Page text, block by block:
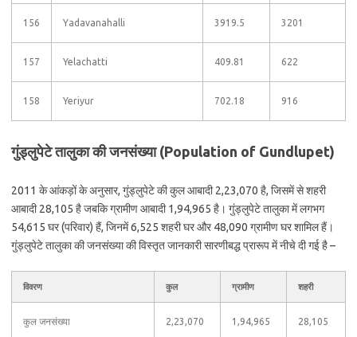
156 Yadavanahalli 3919.5 3201
157 Yelachatti 409.81 622
158 Yeriyur 702.18 916
गुंड्लुपेटे तालुका की जनसंख्या (Population of Gundlupet)
2011 के आंकड़ों के अनुसार, गुंड्लुपेटे की कुल आबादी 2,23,070 है, जिसमें से शहरी
आबादी 28,105 है जबकि ग्रामीण आबादी 1,94,965 है। गुंड्लुपेटे तालुका में लगभग
54,615 घर (परिवार) हैं, जिनमें 6,525 शहरी घर और 48,090 ग्रामीण घर शामिल हैं।
गुंड्लुपेटे तालुका की जनसंख्या की विस्तृत जानकारी सारणीबद्ध प्रारूप में नीचे दी गई है –
विवरण कुल ग्रामीण शहरी
कुल जनसंख्या 2,23,070 1,94,965 28,105